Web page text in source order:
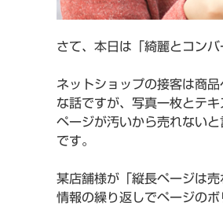
さて、本日は「綺麗とコンバ
ネットショップの接客は商
な話ですが、写真一枚とテ
ページが汚いから売れないと
です。
某店舗様が「縦長ページは
情報の繰り返しでページの